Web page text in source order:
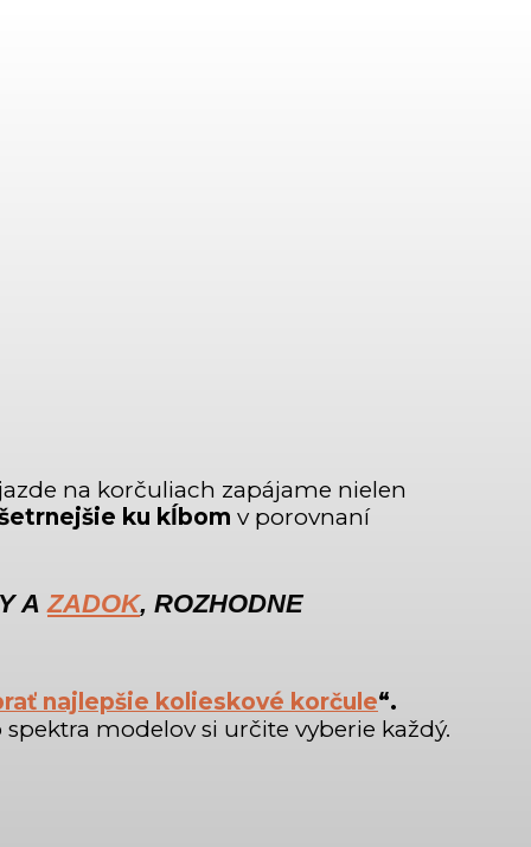
na korčuliach zapájame nielen
ku kĺbom v porovnaní
AZADOK, ROZHODNE
najlepšie kolieskové korčule“.
modelov si určite vyberie každý.